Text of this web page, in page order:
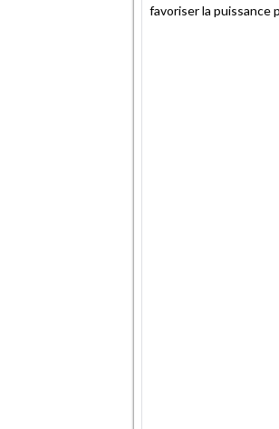
favoriser la puissance